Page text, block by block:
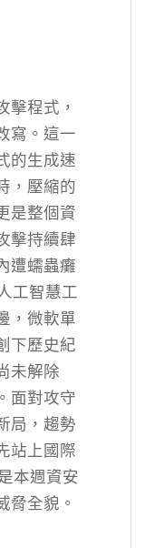
擊程式，
寫。這一
的生成速
，壓縮的
是整個資
擊持續肆
遭蠕蟲癱
工智慧工
，微軟單
下歷史紀
未解除
面對攻守
局，趨勢
站上國際
本週資安
脅全貌。